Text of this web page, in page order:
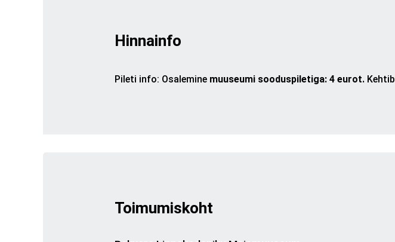
Hinnainfo
Pileti info: Osalemine muuseumi sooduspiletiga: 4 eurot. Kehtib
Toimumiskoht